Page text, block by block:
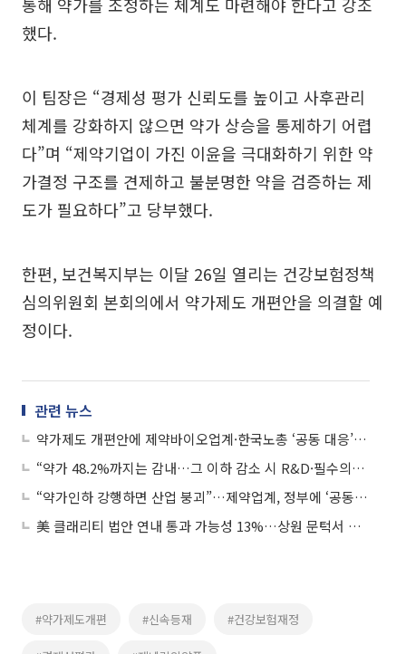
했다.
이 팀장은 “경제성 평가 신뢰도를 높이고 사후관리
체계를 강화하지 않으면 약가 상승을 통제하기 어렵
다”며 “제약기업이 가진 이윤을 극대화하기 위한 약
가결정 구조를 견제하고 불분명한 약을 검증하는 제
도가 필요하다”고 당부했다.
한편, 보건복지부는 이달 26일 열리는 건강보험정책
심의위원회 본회의에서 약가제도 개편안을 의결할 예
정이다.
관련 뉴스
약가제도 개편안에 제약바이오업계·한국노총 ‘공동 대응’ 나선다
“약가 48.2%까지는 감내…그 이하 감소 시 R&D·필수의약품 생산 위축”
“약가인하 강행하면 산업 붕괴”…제약업계, 정부에 ‘공동연구’ 제안
美 클래리티 법안 연내 통과 가능성 13%…상원 문턱서 제동
#약가제도개편 #신속등재 #건강보험재정